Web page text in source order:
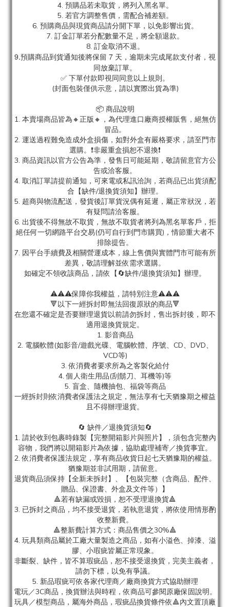
4. 預購品若未取貨，將列入黑名單。
5. 若官方調整售價，需配合補差額。
6. 預購商品與現貨商品請分開下單，以免影響出貨。
7. 訂金訂單若分配數量不足，將全額退款。
8. 訂金取消不退。
9.預購商品到貨通知後將保留 7 天，逾期未完成尾款支付者，視
同放棄訂單。
✅ 下單付款即視同同意以上規則。
(封面包裝僅供示意，請以實際出貨為準)
📦 商品說明
1. 本賣場商品皆為🔸正版🔸，為代理進口廠商授權販售，絕無仿
冒品。
2. 運送過程難免造成外盒損傷，如對外盒有嚴格要求，請至門市
選購。❗非嚴重盒損恕不退換❗
3. 商品資訊以官方公告為準，發售日可能延期，敬請留意官方公
告或洽客服。
4. 取消訂單請提前通知，可來電或私訊洽詢，若商品已出貨須配
合【缺件/退換貨須知】辦理。
5. 超商與物流配送，發貨後訂單貨況偶有延遲，屬正常狀況，若
有疑問請洽客服。
6. 出貨後不得無故不取貨，無故不取貨者將列為黑名單客戶，拒
絕任何一切網路平台交易(仍可自行到門市購買)，情節重大者不
排除提告。
7. 因平台手續費及相關營運成本，線上售價與實體門市可能有所
差異，敬請理解並依需求選購。
如確定不領收該商品，請依【🔄缺件/退換貨須知】辦理。
⚠️⚠️⚠️保障你我權益，請特別注意⚠️⚠️⚠️
🔻以下一經拆封即無法回復原狀的商品🔻
在您還不確定是否要辦理退貨以前請勿拆封，售出拆封後，即不
適用退換貨規定。
1. 影音商品
2. 電腦軟體(如影音/遊戲光碟、電腦軟體、序號、CD、DVD、
VCD等)
3. 依消費者要求所為之客製化給付
4. 個人衛生用品(刮鬍刀、耳機等)等
5. 盲盒、隨機抽包、福袋等商品
一經拆封則依消費者保護法之規定，無法享有七天猶豫期之權益
且不得辦理退貨。
🔄 缺件／退換貨須知🔄
1. 請於收到包裹時錄製【完整開箱影片與照片】，須包含完整內
容物，我們將以開箱影片為依據，協助處理補寄／換貨事宜。
2. 依消費者保護法規定，享有商品收貨日起七天猶豫期的權益。
猶豫期並非試用期，請留意。
退貨商品須保持【全新未拆封】、【包裝完整（含商品、配件、
贈品、保證書、外盒及文件等）】
🔺若有缺漏或毀損，恕不受理退換貨🔺
3. 已拆封之商品，均不接受退貨，若執意退貨，將依使用情形酌
收整新費。
🔺整新費計算方式：商品售價之30%🔺
4. 玩具類商品屬於工廠大量製造之商品，如有小溢色、掉漆、溢
膠、小瑕疵皆屬正常現象。
非斷裂、缺件，皆不算瑕疵品，恕不接受退換貨，完美主義者，
請勿下標，以免有爭議。
5. 新品瑕疵可依各家代理商／廠商換貨方式協助辦理
電玩／3C商品，換貨辦法與時程，依商品可參閱原廠保固說明。
玩具／模型商品，屬海外商品，瑕疵品換貨條件依🔺內文置頂廠